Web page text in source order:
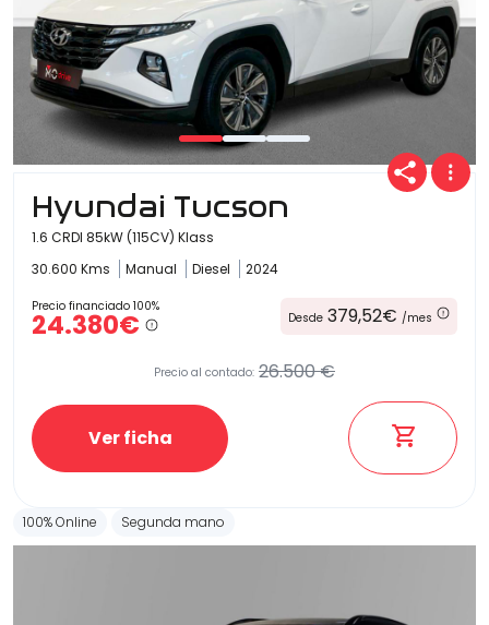
Hyundai Tucson
1.6 CRDI 85kW (115CV) Klass
30.600 Kms
Manual Diesel 2024
Precio financiado 100%
24.380€ Desde 379,52€ /mes
Precio al contado: 26.500 €
Ver ficha
100% Online Segunda mano